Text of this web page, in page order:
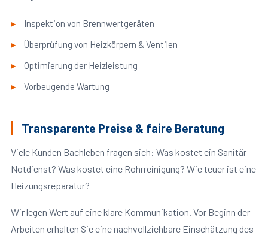
Inspektion von Brennwertgeräten
Überprüfung von Heizkörpern & Ventilen
Optimierung der Heizleistung
Vorbeugende Wartung
Transparente Preise & faire Beratung
Viele Kunden Bachleben fragen sich: Was kostet ein Sanitär
Notdienst? Was kostet eine Rohrreinigung? Wie teuer ist eine
Heizungsreparatur?
Wir legen Wert auf eine klare Kommunikation. Vor Beginn der
Arbeiten erhalten Sie eine nachvollziehbare Einschätzung des